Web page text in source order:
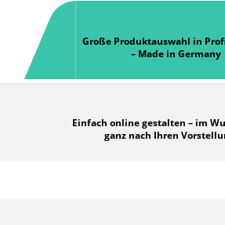
Große Produktauswahl in
– Made in Germany
Einfach online gestalten – im
ganz nach Ihren